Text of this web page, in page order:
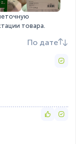
товара.
По дате